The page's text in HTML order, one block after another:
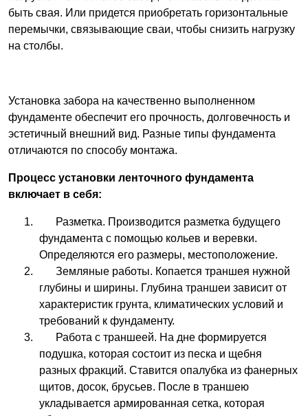
быть свая. Или придется приобретать горизонтальные
перемычки, связывающие сваи, чтобы снизить нагрузку
на столбы.
Установка забора на качественно выполненном
фундаменте обеспечит его прочность, долговечность и
эстетичный внешний вид. Разные типы фундамента
отличаются по способу монтажа.
Процесс установки ленточного фундамента
включает в себя:
Разметка. Производится разметка будущего
фундамента с помощью кольев и веревки.
Определяются его размеры, местоположение.
Земляные работы. Копается траншея нужной
глубины и ширины. Глубина траншеи зависит от
характеристик грунта, климатических условий и
требований к фундаменту.
Работа с траншеей. На дне формируется
подушка, которая состоит из песка и щебня
разных фракций. Ставится опалубка из фанерных
щитов, досок, брусьев. После в траншею
укладывается армированная сетка, которая